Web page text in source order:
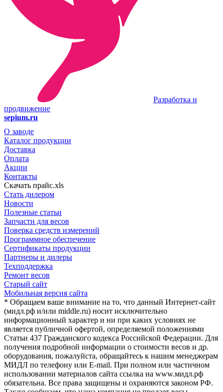
Разработка и
продвижение
sepium.ru
О заводе
Каталог продукции
Доставка
Оплата
Акции
Контакты
Скачать прайс.xls
Стать дилером
Новости
Полезные статьи
Запчасти для весов
Поверка средств измерений
Программное обеспечение
Сертификаты продукции
Партнеры и дилеры
Техподдержка
Ремонт весов
Старый сайт
Мобильная версия сайта
* Обращаем ваше внимание на то, что данный Интернет-сайт
(мидл.рф и/или middle.ru) носит исключительно
информационный характер и ни при каких условиях не
является публичной офертой, определяемой положениями
Статьи 437 Гражданского кодекса Российской Федерации. Для
получения подробной информации о стоимости весов и др.
оборудования, пожалуйста, обращайтесь к нашим менеджерам
МИДЛ по телефону или E-mail. При полном или частичном
использовании материалов сайта ссылка на www.мидл.рф
обязательна. Все права защищены и охраняются законом РФ.